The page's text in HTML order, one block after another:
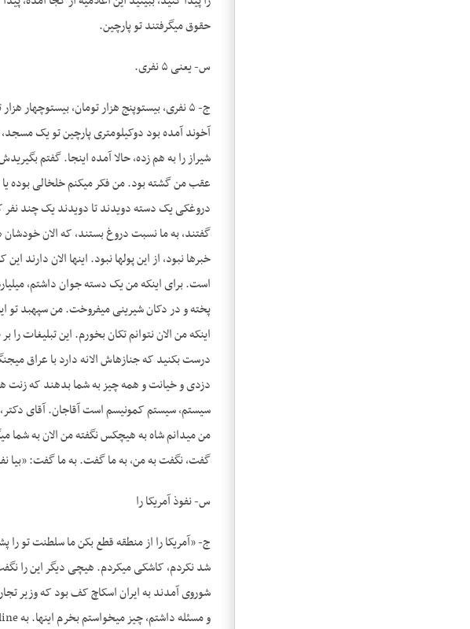
حقوق می­گرفتند تو پارچین.
س- یعنی ۵ نفری.
ج- ۵ نفری، بیست­وپنج هزار تومان،
آخوند آمده بود دوکیلومتری پارچین تو یک مسجد،
شیراز را به هم زده، حالا آمده اینجا. گفتم
عقب من گشته بود. من فکر می­کنم خلخالی بوده
دروغکی یک دسته دویدند تا دویدند یک چند
گفتند، به ما نسبت دروغ بستند، که الان خودشان
خبرها نبود، از این پول­ها نبود. اینها الان
است. برای اینکه من یک دسته جوان داشتم،
پخته و در دکان شیرینی می­فروخت. من سپهبد تو
اینکه من الان نتوانم تکان بخورم. این تبلیغات
درست بکنید که جنازه­اش الانه دارد با عراق
دزدی و خیانت و همه چیز به شما بدهند که زنت
سیستم، سیستم کمونیسم است آقاجان. آقای دکتر،
من می­دانم شاه به هیچ­کس نگفته من الان به شما
گفت، نگفت به من، به ما گفت. به ما گفت: «بیا
س- نفوذ آمریکا را
شد نکردم، کاشکی می­کردم. هیچی دیگر این را
شوروی آمدند به ایران اسکاچ کف بود که وزیر